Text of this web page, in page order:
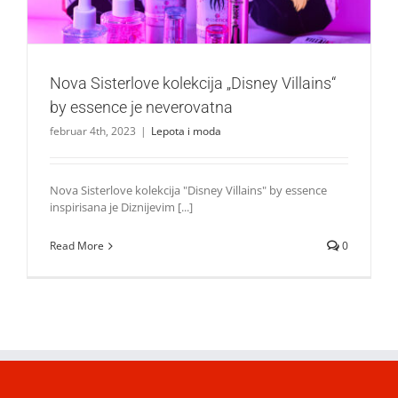
Nova Sisterlove kolekcija „Disney Villains“
by essence je neverovatna
februar 4th, 2023 | Lepota i moda
Nova Sisterlove kolekcija "Disney Villains" by essence
inspirisana je Diznijevim [...]
Read More 0